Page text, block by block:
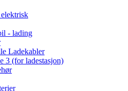
- lading
Ladekabler
3 (for ladestasjon)